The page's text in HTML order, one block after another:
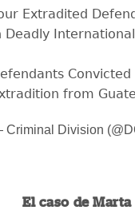
Extradited
Deadly
from
Division
El caso de Marta